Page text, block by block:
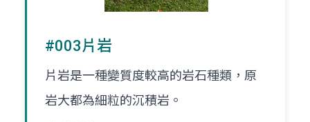
#003片岩
片岩是一種變質度較高的岩石種類，原
岩大都為細粒的沉積岩。